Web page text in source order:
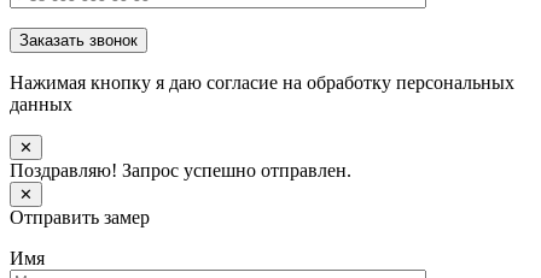
Заказать звонок
Нажимая кнопку я даю согласие на обработку персональных
данных
✕
Поздравляю! Запрос успешно отправлен.
✕
Отправить замер
Имя